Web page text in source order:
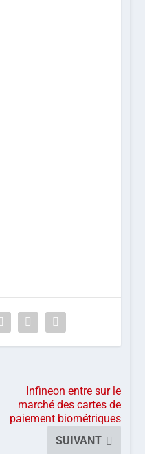
Infineon entre sur le
marché des cartes de
paiement biométriques
SUIVANT